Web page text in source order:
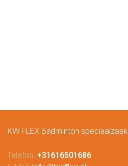
KW FLEX Badminton speciaalzaak
Telefon: +31616501686